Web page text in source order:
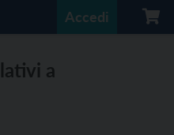
Accedi
a